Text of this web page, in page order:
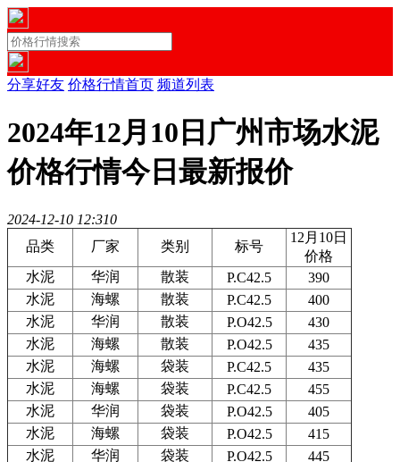
分享好友 价格行情首页 频道列表
2024年12月10日广州市场水泥
价格行情今日最新报价
2024-12-10 12:310
品类
厂家 类别 标号
12月10日
价格
水泥
华润 散装 P.C42.5
390
水泥
海螺 散装 P.C42.5
400
水泥
华润 散装 P.O42.5
430
水泥
海螺 散装 P.O42.5
435
水泥
海螺 袋装 P.C42.5
435
水泥
海螺 袋装 P.C42.5
455
水泥
华润 袋装 P.O42.5
405
水泥
海螺 袋装 P.O42.5
415
水泥
华润 袋装 P.O42.5
445